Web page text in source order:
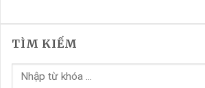
TÌM KIẾM